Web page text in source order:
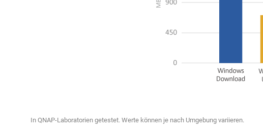
In QNAP-Laboratorien getestet. Werte können je nach Umgebung variieren.